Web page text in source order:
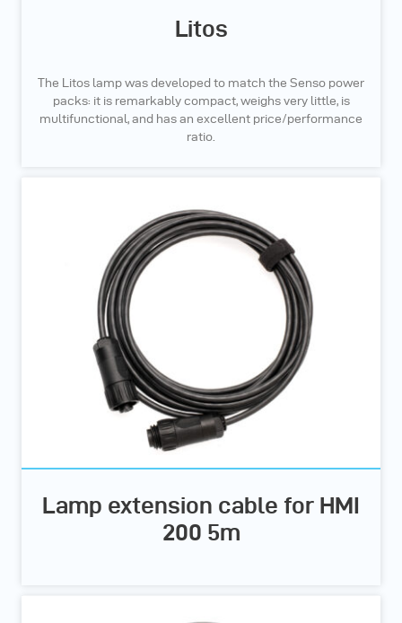
Litos
The Litos lamp was developed to match the Senso power
packs: it is remarkably compact, weighs very little, is
multifunctional, and has an excellent price/performance
ratio.
Lamp extension cable for HMI
200 5m